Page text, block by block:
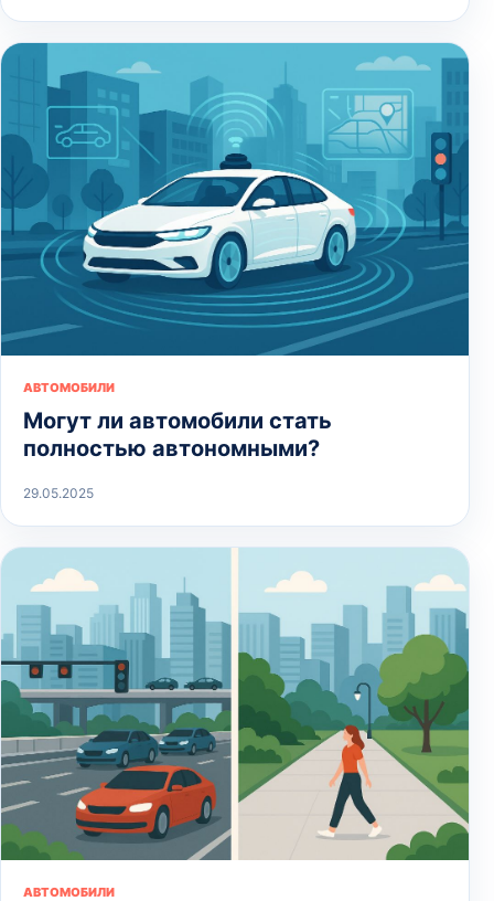
АВТОМОБИЛИ
Могут ли автомобили стать
полностью автономными?
29.05.2025
АВТОМОБИЛИ